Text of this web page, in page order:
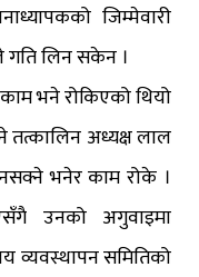
जिम्मेवारी
गति लिन सकेन ।
भने रोकिएको थियो
तत्कालिन अध्यक्ष लाल
नसक्ने भनेर काम रोके ।
उनको अगुवाइमा
व्यवस्थापन समितिको